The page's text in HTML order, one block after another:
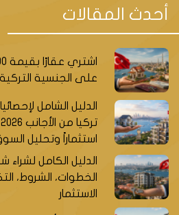
أحدث المقالات
على الجنسية
الدليل الشامل
استثماراً وتحليل
الخطوات، الشروط،
الاستثمار